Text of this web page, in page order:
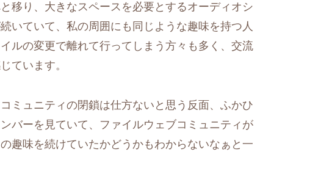
移り、大きなスペースを必要とするオーディオシ
いていて、私の周囲にも同じような趣味を持つ人
ルの変更で離れて行ってしまう方々も多く、交流
ています。
ミュニティの閉鎖は仕方ないと思う反面、ふかひ
バーを見ていて、ファイルウェブコミュニティが
趣味を続けていたかどうかもわからないなぁと一